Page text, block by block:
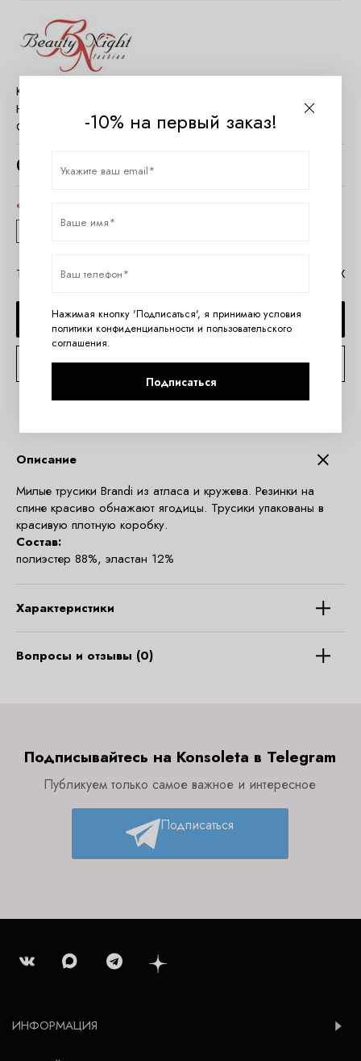
Код товара:
Наличие:
Страна:
Польша
0 руб.
Таблица размеров Beauty Night Помощь в MAX
СООБЩИТЬ О ПОСТУПЛЕНИИ
КОНСУЛЬТАЦИЯ ПО TELEGRAM
Описание
Милые трусики Brandi из атласа и кружева. Резинки на
спине красиво обнажают ягодицы. Трусики упакованы в
красивую плотную коробку.
Состав:
полиэстер 88%, эластан 12%
Характеристики
Вопросы и отзывы (0)
Подписывайтесь на Konsoleta в Telegram
Публикуем только самое важное и интересное
Подписаться
ИНФОРМАЦИЯ
-10% на первый заказ!
Нажимая кнопку 'Подписаться', я принимаю условия
политики конфиденциальности и пользовательского
соглашения.
Подписаться